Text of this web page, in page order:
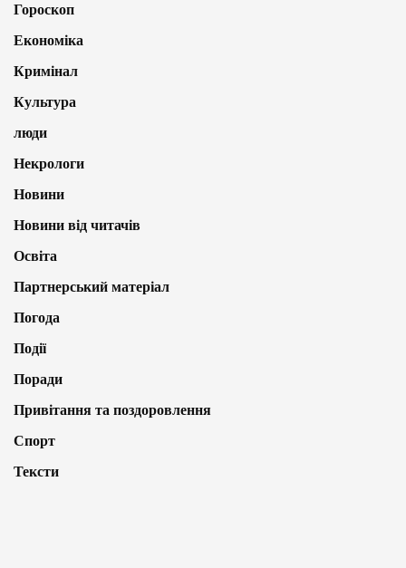
Гороскоп
Економіка
Кримінал
Культура
люди
Некрологи
Новини
Новини від читачів
Освіта
Партнерський матеріал
Погода
Події
Поради
Привітання та поздоровлення
Спорт
Тексти